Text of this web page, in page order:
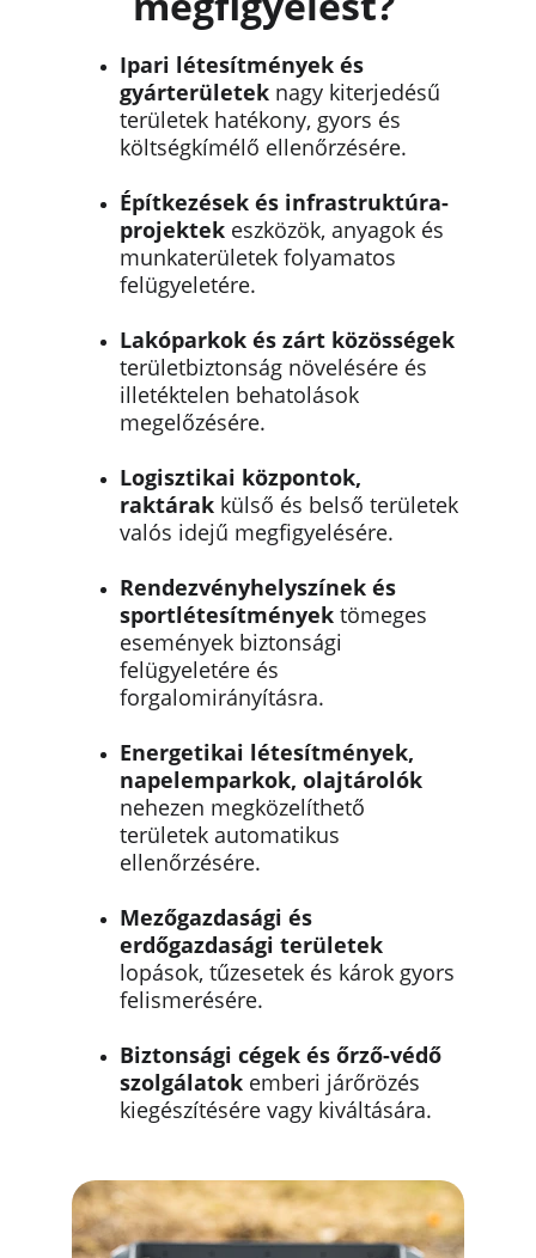
Ipari létesítmények és
gyárterületek nagy kiterjedésű
területek hatékony, gyors és
költségkímélő ellenőrzésére.
Építkezések és infrastruktúra-
projektek eszközök, anyagok és
munkaterületek folyamatos
felügyeletére.
Lakóparkok és zárt közösségek
területbiztonság növelésére és
illetéktelen behatolások
megelőzésére.
Logisztikai központok,
raktárak külső és belső területek
valós idejű megfigyelésére.
Rendezvényhelyszínek és
sportlétesítmények tömeges
események biztonsági
felügyeletére és
forgalomirányításra.
Energetikai létesítmények,
napelemparkok, olajtárolók
nehezen megközelíthető
területek automatikus
ellenőrzésére.
Mezőgazdasági és
erdőgazdasági területek
lopások, tűzesetek és károk gyors
felismerésére.
Biztonsági cégek és őrző-védő
szolgálatok emberi járőrözés
kiegészítésére vagy kiváltására.